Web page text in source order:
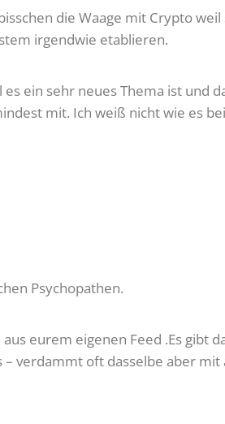
die Waage mit Crypto
irgendwie etablieren.
ein sehr neues Thema ist und
mit. Ich weiß nicht wie es
Psychopathen.
eurem eigenen Feed .Es gibt
verdammt oft dasselbe aber